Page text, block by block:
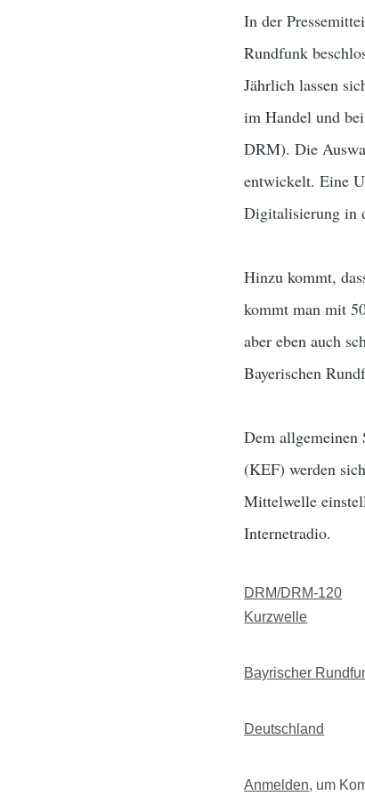
In der
Rundfunk
Jährlich lassen
im Handel und
DRM). Die
entwickelt. Eine
Digitalisierung in
Hinzu kommt,
kommt man mit
aber eben auch
Bayerischen
Dem allgemeinen
(KEF) werden
Mittelwelle
Internetradio.
DRM/DRM-120
Kurzwelle
Bayrischer
Deutschland
Anmelden, um